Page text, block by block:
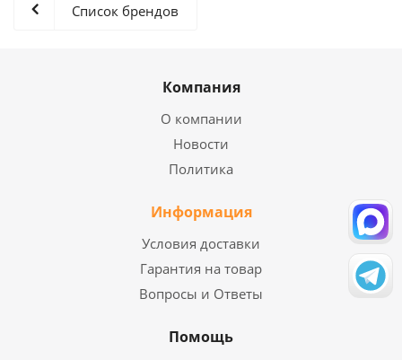
Список брендов
Компания
О компании
Новости
Политика
Информация
Условия доставки
Гарантия на товар
Вопросы и Ответы
Помощь